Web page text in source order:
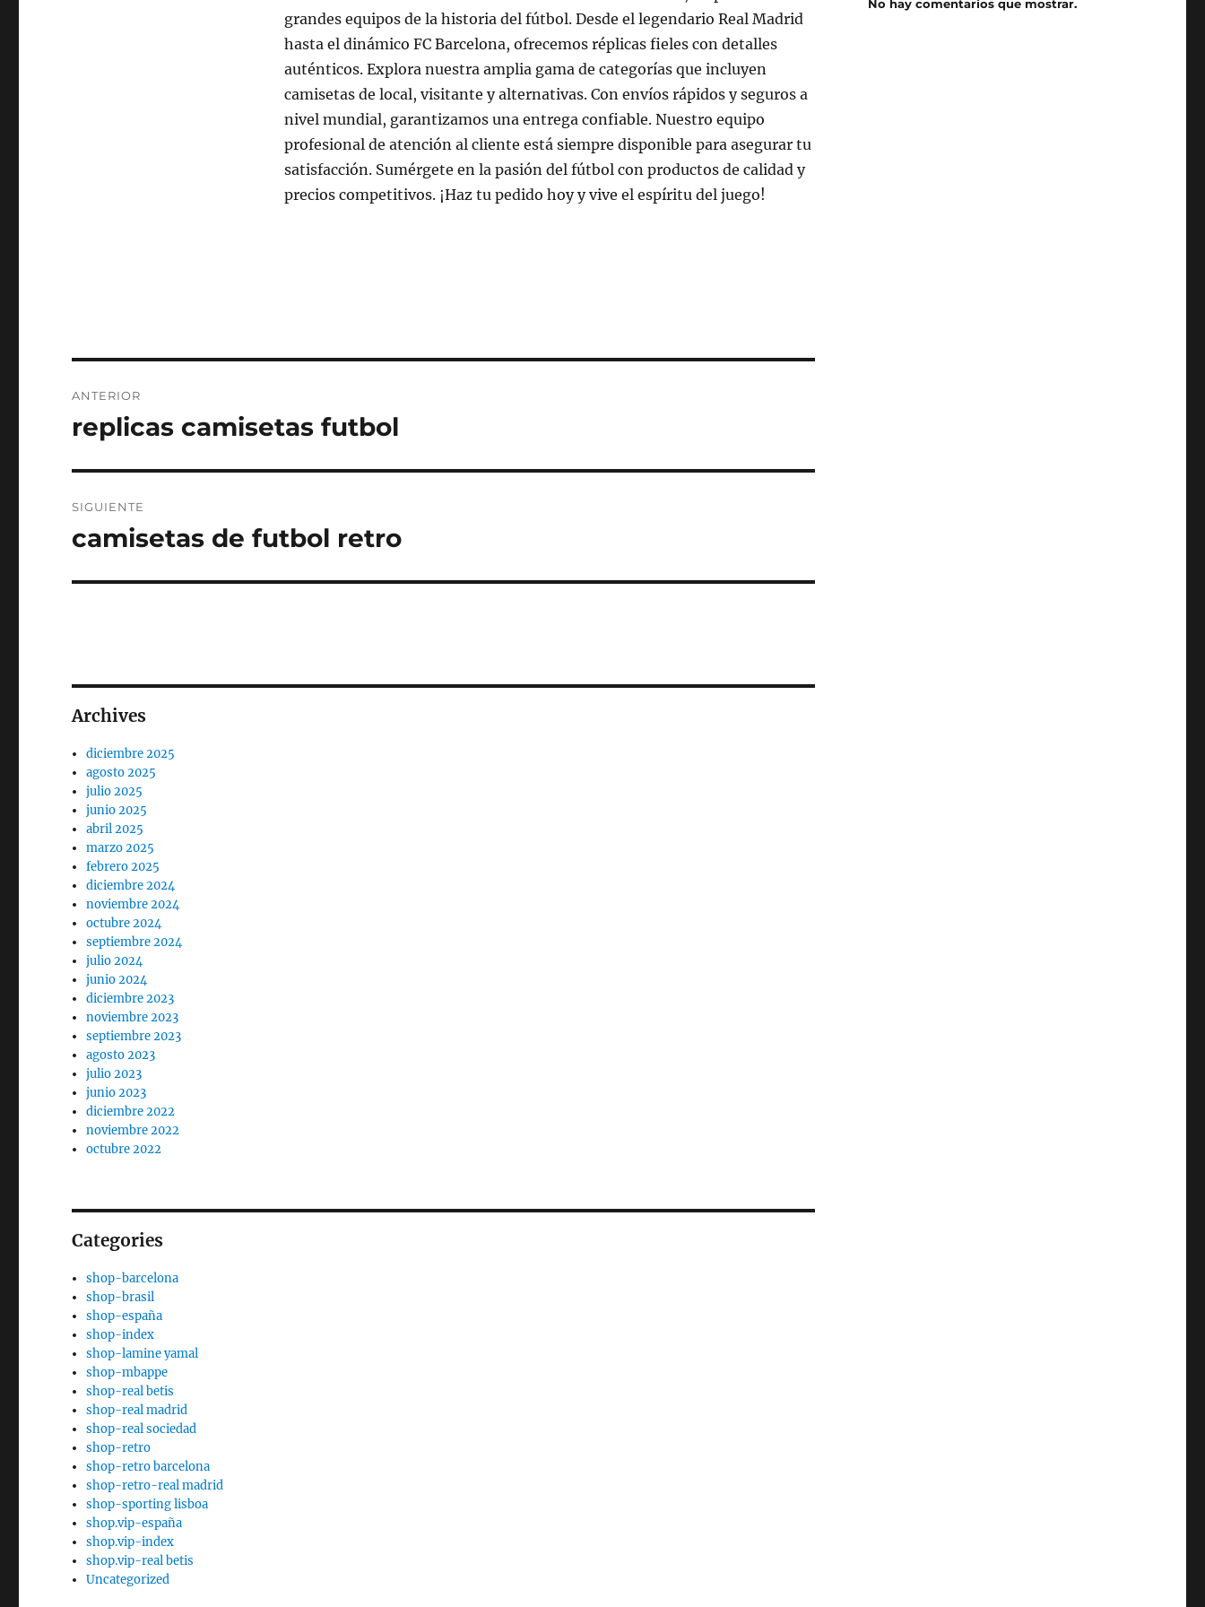
grandes equipos de la historia del fútbol. Desde el legendario Real Madrid
hasta el dinámico FC Barcelona, ofrecemos réplicas fieles con detalles
auténticos. Explora nuestra amplia gama de categorías que incluyen
camisetas de local, visitante y alternativas. Con envíos rápidos y seguros a
nivel mundial, garantizamos una entrega confiable. Nuestro equipo
profesional de atención al cliente está siempre disponible para asegurar tu
satisfacción. Sumérgete en la pasión del fútbol con productos de calidad y
precios competitivos. ¡Haz tu pedido hoy y vive el espíritu del juego!
de
ANTERIOR
Entrada
replicas camisetas futbol
SIGUIENTE
Entrada
camisetas de futbol retro
Archives
diciembre 2025
agosto 2025
julio 2025
junio 2025
abril 2025
marzo 2025
febrero 2025
diciembre 2024
noviembre 2024
octubre 2024
septiembre 2024
julio 2024
junio 2024
diciembre 2023
noviembre 2023
septiembre 2023
agosto 2023
julio 2023
junio 2023
diciembre 2022
noviembre 2022
octubre 2022
Categories
shop-barcelona
shop-brasil
shop-españa
shop-index
shop-lamine yamal
shop-mbappe
shop-real betis
shop-real madrid
shop-real sociedad
shop-retro
shop-retro barcelona
shop-retro-real madrid
shop-sporting lisboa
shop.vip-españa
shop.vip-index
shop.vip-real betis
Uncategorized
No hay comentarios que mostrar.